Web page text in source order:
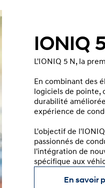
IONIQ
L'IONIQ 5 N, la
En combinant des
logiciels de
durabilité
expérience de
L'objectif de
passionnés de
l'intégration de
spécifique aux
En savoir